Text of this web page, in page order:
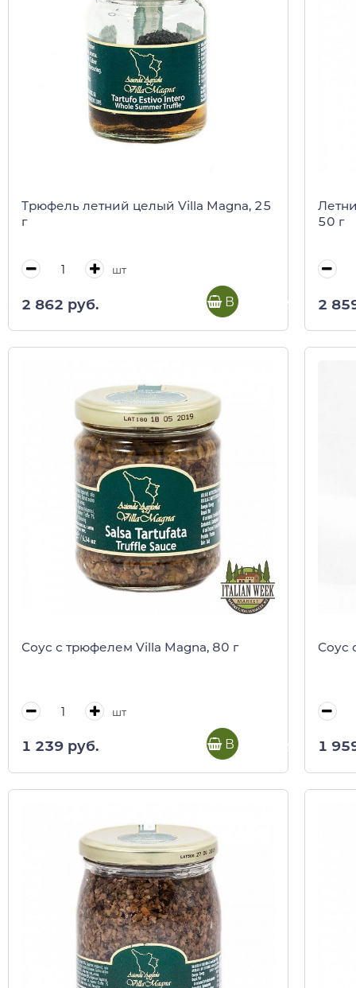
Трюфель летний целый Villa Magna, 25
г
шт
2 862 руб. В корзину
50 г
2
Соус с трюфелем Villa Magna, 80 г
шт
1 239 руб. В корзину
Соус
1